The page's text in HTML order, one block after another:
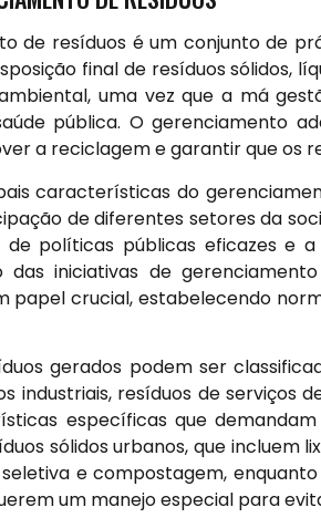
de resíduos é um conjunto de
final de resíduos sólidos,
uma vez que a má
pública. O gerenciamento
a reciclagem e garantir que os
características do
de diferentes setores da
políticas públicas eficazes e
das iniciativas de
papel crucial, estabelecendo
gerados podem ser
industriais, resíduos de serviços
específicas que
sólidos urbanos, que
e compostagem,
um manejo especial para